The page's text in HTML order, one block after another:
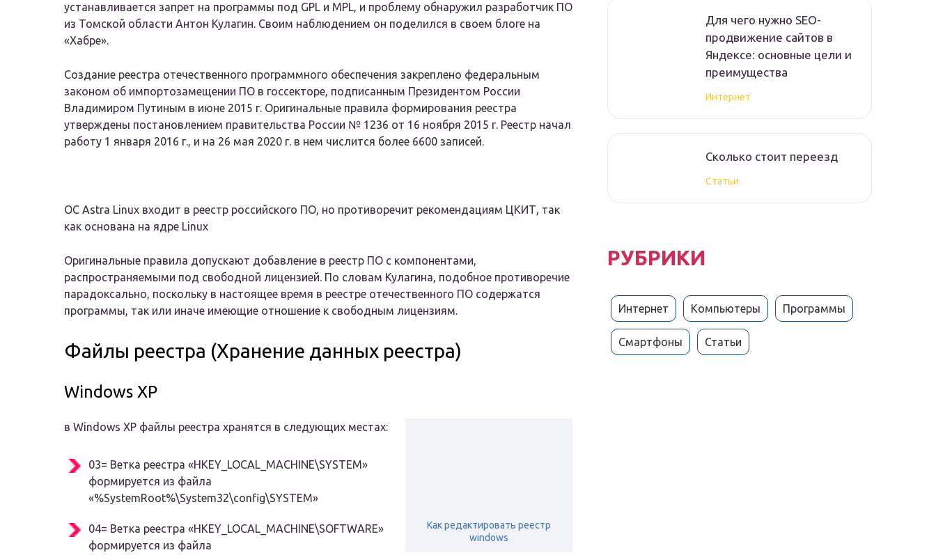
устанавливается запрет на программы под GPL и MPL, и проблему обнаружил разработчик ПО
из Томской области Антон Кулагин. Своим наблюдением он поделился в своем блоге на
«Хабре».
Создание реестра отечественного программного обеспечения закреплено федеральным
законом об импортозамещении ПО в госсекторе, подписанным Президентом России
Владимиром Путиным в июне 2015 г. Оригинальные правила формирования реестра
утверждены постановлением правительства России № 1236 от 16 ноября 2015 г. Реестр начал
работу 1 января 2016 г., и на 26 мая 2020 г. в нем числится более 6600 записей.
ОС Astra Linux входит в реестр российского ПО, но противоречит рекомендациям ЦКИТ, так
как основана на ядре Linux
Оригинальные правила допускают добавление в реестр ПО с компонентами,
распространяемыми под свободной лицензией. По словам Кулагина, подобное противоречие
парадоксально, поскольку в настоящее время в реестре отечественного ПО содержатся
программы, так или иначе имеющие отношение к свободным лицензиям.
Файлы реестра (Хранение данных реестра)
Windows XP
Как редактировать реестр
windows
в Windows XP файлы реестра хранятся в следующих местах:
03= Ветка реестра «HKEY_LOCAL_MACHINE\SYSTEM»
формируется из файла
«%SystemRoot%\System32\config\SYSTEM»
04= Ветка реестра «HKEY_LOCAL_MACHINE\SOFTWARE»
формируется из файла
Для чего нужно SEO-
продвижение сайтов в
Яндексе: основные цели и
преимущества
Интернет
Сколько стоит переезд
Статьи
РУБРИКИ
Интернет Компьютеры Программы
Смартфоны Статьи